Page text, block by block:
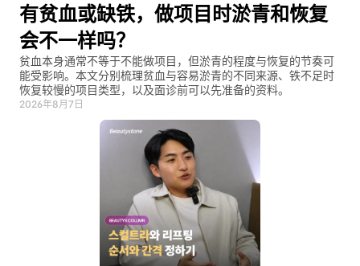
有贫血或缺铁，做项目时淤青和恢复
会不一样吗？
贫血本身通常不等于不能做项目，但淤青的程度与恢复的节奏可
能受影响。本文分别梳理贫血与容易淤青的不同来源、铁不足时
恢复较慢的项目类型，以及面诊前可以先准备的资料。
2026年8月7日